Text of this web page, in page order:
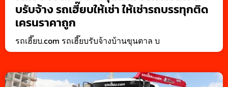
บรับจ้าง รถเฮี๊ยบให้เช่า ให้เช่ารถบรรทุกติด
เครนราคาถูก
รถเฮี๊ยบ.com รถเฮี๊ยบรับจ้างบ้านขุนตาล บ